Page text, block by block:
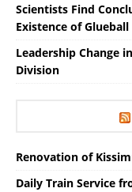
Scientists Find
Existence of
Leadership Change
Division
Renovation of
Daily Train Service